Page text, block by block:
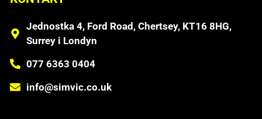
Jednostka 4, Ford Road, Chertsey, KT16 8HG,
Surrey i Londyn
077 6363 0404
info@simvic.co.uk